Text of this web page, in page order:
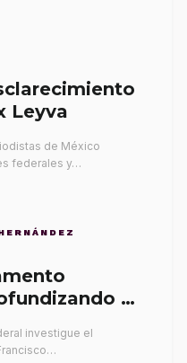
Leyva
de México
federales y…
su
investigue el